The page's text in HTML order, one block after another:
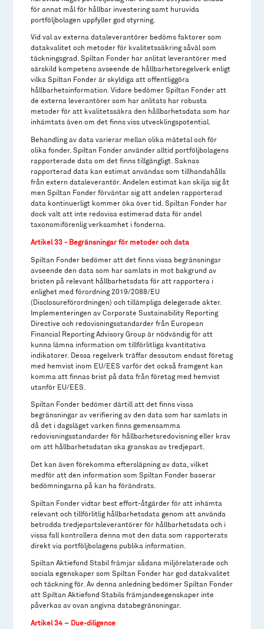
för annat mål för hållbar investering samt huruvida
portföljbolagen uppfyller god styrning.
Vid val av externa dataleverantörer bedöms faktorer som
datakvalitet och metoder för kvalitetssäkring såväl som
täckningsgrad. Spiltan Fonder har anlitat leverantörer med
särskild kompetens avseende de hållbarhetsregelverk enligt
vilka Spiltan Fonder är skyldiga att offentliggöra
hållbarhetsinformation. Vidare bedömer Spiltan Fonder att
de externa leverantörer som har anlitats har robusta
metoder för att kvalitetssäkra den hållbarhetsdata som har
inhämtats även om det finns viss utvecklingspotential.
Behandling av data varierar mellan olika mätetal och för
olika fonder. Spiltan Fonder använder alltid portföljbolagens
rapporterade data om det finns tillgängligt. Saknas
rapporterad data kan estimat användas som tillhandahålls
från extern dataleverantör. Andelen estimat kan skilja sig åt
men Spiltan Fonder förväntar sig att andelen rapporterad
data kontinuerligt kommer öka över tid. Spiltan Fonder har
dock valt att inte redovisa estimerad data för andel
taxonomiförenlig verksamhet i fonderna.
Artikel 33 - Begränsningar för metoder och data
Spiltan Fonder bedömer att det finns vissa begränsningar
avseende den data som har samlats in mot bakgrund av
bristen på relevant hållbarhetsdata för att rapportera i
enlighet med förordning 2019/2088/EU
(Disclosureförordningen) och tillämpliga delegerade akter.
Implementeringen av Corporate Sustainability Reporting
Directive och redovisningsstandarder från European
Financial Reporting Advisory Group är nödvändig för att
kunna lämna information om tillförlitliga kvantitativa
indikatorer. Dessa regelverk träffar dessutom endast företag
med hemvist inom EU/EES varför det också framgent kan
komma att finnas brist på data från företag med hemvist
utanför EU/EES.
Spiltan Fonder bedömer därtill att det finns vissa
begränsningar av verifiering av den data som har samlats in
då det i dagsläget varken finns gemensamma
redovisningsstandarder för hållbarhetsredovisning eller krav
om att hållbarhetsdatan ska granskas av tredjepart.
Det kan även förekomma eftersläpning av data, vilket
medför att den information som Spiltan Fonder baserar
bedömningarna på kan ha förändrats.
Spiltan Fonder vidtar best effort-åtgärder för att inhämta
relevant och tillförlitlig hållbarhetsdata genom att använda
betrodda tredjepartsleverantörer för hållbarhetsdata och i
vissa fall kontrollera denna mot den data som rapporterats
direkt via portföljbolagens publika information.
Spiltan Aktiefond Stabil främjar sådana miljörelaterade och
sociala egenskaper som Spiltan Fonder har god datakvalitet
och täckning för. Av denna anledning bedömer Spiltan Fonder
att Spiltan Aktiefond Stabils främjandeegenskaper inte
påverkas av ovan angivna databegränsningar.
Artikel 34 – Due-diligence